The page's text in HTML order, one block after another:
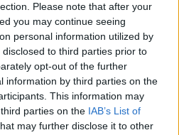
Please note that after your
you may continue seeing
personal information utilized by
to third parties prior to
opt-out of the further
information by third parties on the
This information may
parties on the IAB’s List of
may further disclose it to other